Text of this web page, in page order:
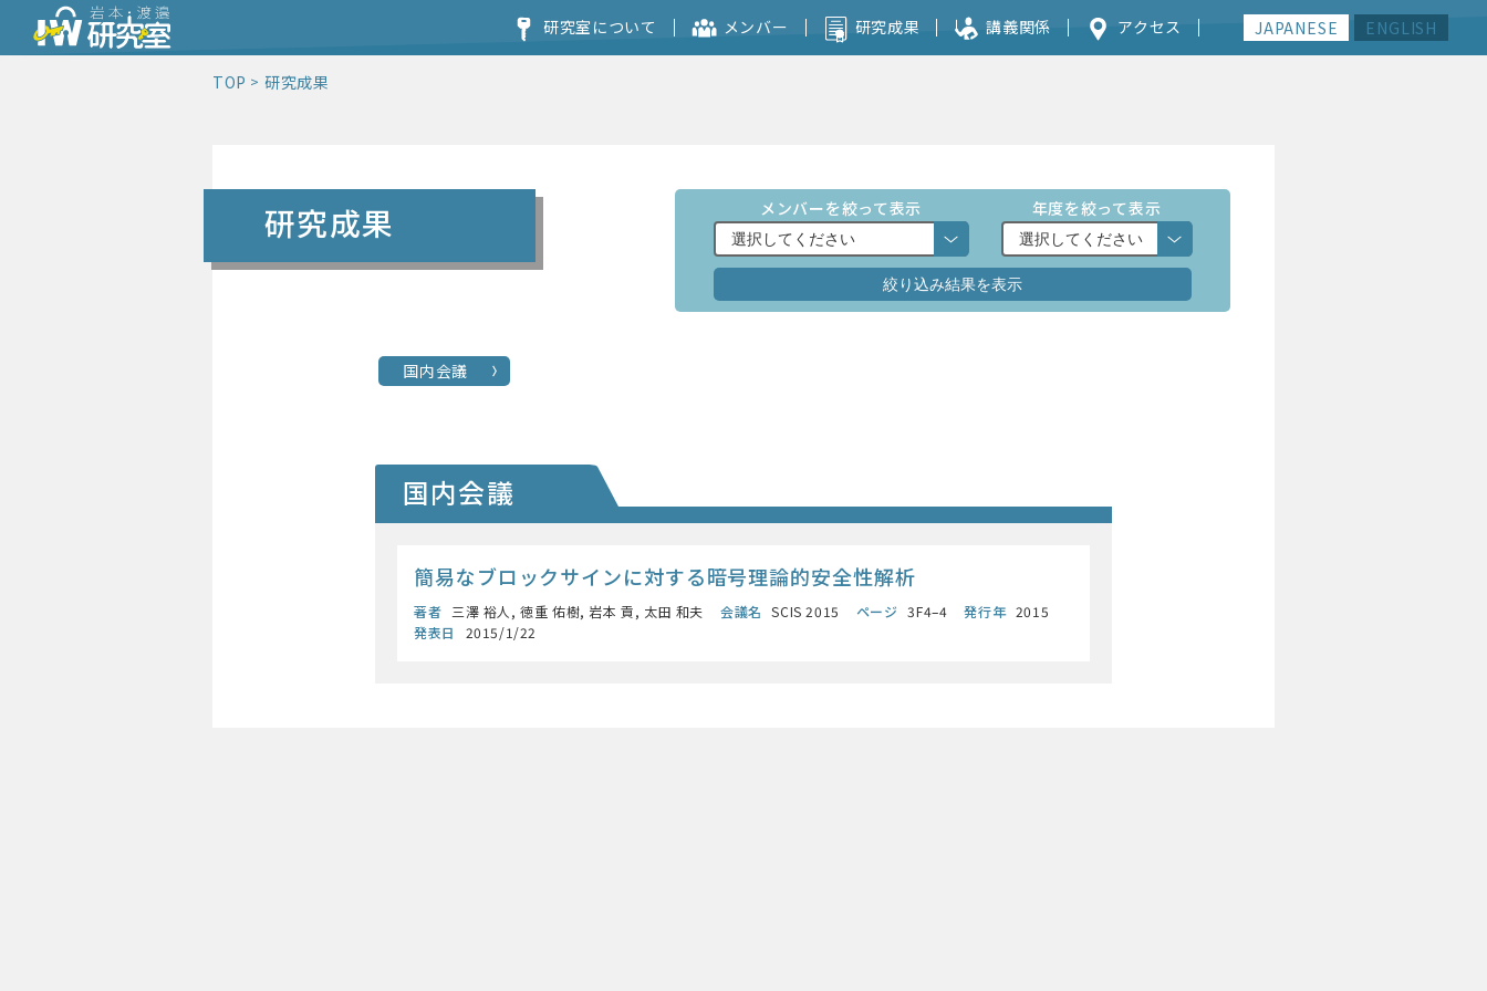
研究室について メンバー 研究成果 講義関係 アクセス JAPANESE ENGLISH
TOP 研究成果
研究成果 メンバーを絞って表示 年度を絞って表示
国内会議
国内会議
簡易なブロックサインに対する暗号理論的安全性解析
著者 三澤 裕人, 徳重 佑樹, 岩本 貢, 太田 和夫 会議名 SCIS 2015 ページ 3F4–4 発行年 2015
発表日
2015/1/22